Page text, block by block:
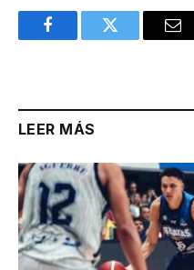
FacebookTwitter
LEER MÁS